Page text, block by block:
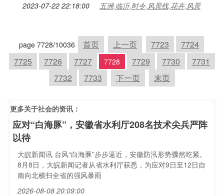
2023-07-22 22:18:00 五洲,临沂,时令,风景线,花卉,风景
page 7728/10036 首页 上一页 7723
7724
7725
7726 7727 7728 7729 7730
7731
7732
7733 下一页 末页
更多关于社会的资讯：
应对“白海豚”，安徽省水利厅208名技术尖兵严阵
以待
大皖新闻讯 台风“白海豚”步步逼近，安徽防汛形势骤然吃紧。
8月8日，大皖新闻记者从省水利厅获悉，为应对9日至12日自
南向北横扫全省的强风暴雨
2026-08-08 20:09:00